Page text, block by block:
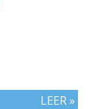
LEER »